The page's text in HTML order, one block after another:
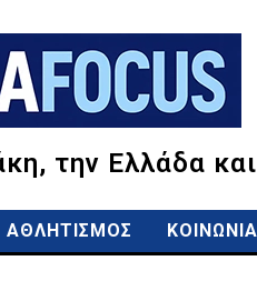
την Ελλάδα
ΑΘΛΗΤΙΣΜΟΣ ΚΟΙΝΩΝΙΑ